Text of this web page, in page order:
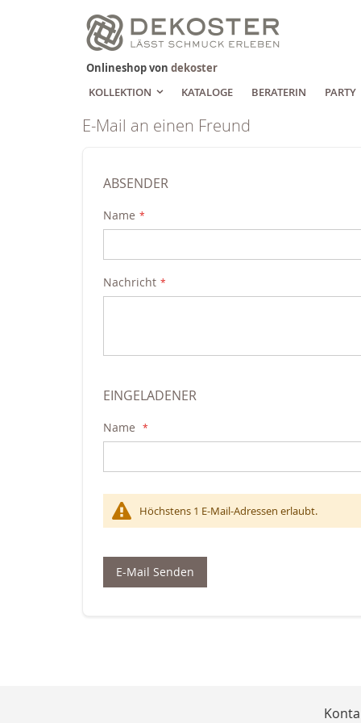
Zum
Inhalt
springen
Onlineshop von dekoster
KOLLEKTION
KATALOGE BERATERIN PARTY
E-Mail an einen Freund
ABSENDER
Name
Nachricht
EINGELADENER
Name
Höchstens 1 E-Mail-Adressen erlaubt.
E-Mail Senden